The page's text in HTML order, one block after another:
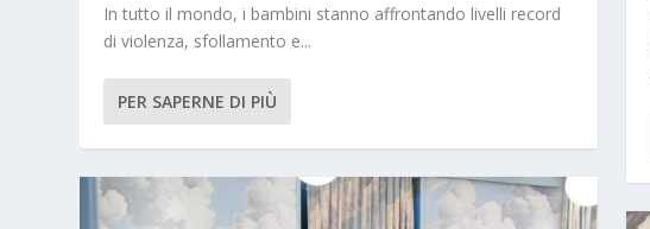
In tutto il mondo, i bambini stanno affrontando livelli record
di violenza, sfollamento e...
PER SAPERNE DI PIÙ